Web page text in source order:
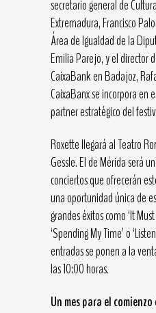
secretario general de
Extremadura, Francisco
Área de Igualdad de la
Emilia Parejo, y el director
CaixaBank en Badajoz,
CaixaBanx se incorpora en
partner estratégico del
Roxette llegará al Teatro
Gessle. El de Mérida será
conciertos que ofrecerán
una oportunidad única de
grandes éxitos como ‘It
‘Spending My Time’ o
entradas se ponen a la
las 10:00 horas.
Un mes para el